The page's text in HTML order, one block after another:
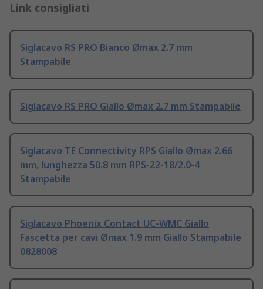
Link consigliati
Siglacavo RS PRO Bianco Ømax 2.7 mm
Stampabile
Siglacavo RS PRO Giallo Ømax 2.7 mm Stampabile
Siglacavo TE Connectivity RPS Giallo Ømax 2.66
mm, lunghezza 50.8 mm RPS-22-18/2.0-4
Stampabile
Siglacavo Phoenix Contact UC-WMC Giallo
Fascetta per cavi Ømax 1.9 mm Giallo Stampabile
0828008